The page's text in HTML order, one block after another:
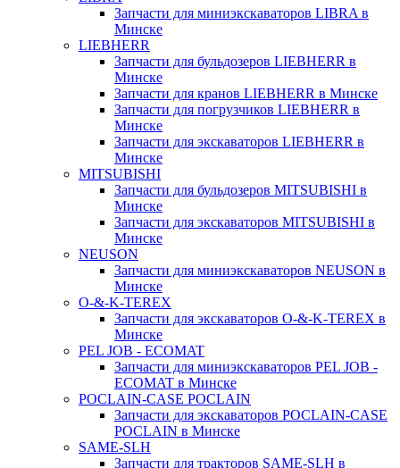
Запчасти для миниэкскаваторов LIBRA в
Минске
LIEBHERR
Запчасти для бульдозеров LIEBHERR в
Минске
Запчасти для кранов LIEBHERR в Минске
Запчасти для погрузчиков LIEBHERR в
Минске
Запчасти для экскаваторов LIEBHERR в
Минске
MITSUBISHI
Запчасти для бульдозеров MITSUBISHI в
Минске
Запчасти для экскаваторов MITSUBISHI в
Минске
NEUSON
Запчасти для миниэкскаваторов NEUSON в
Минске
O-&-K-TEREX
Запчасти для экскаваторов O-&-K-TEREX в
Минске
PEL JOB - ECOMAT
Запчасти для миниэкскаваторов PEL JOB -
ECOMAT в Минске
POCLAIN-CASE POCLAIN
Запчасти для экскаваторов POCLAIN-CASE
POCLAIN в Минске
SAME-SLH
Запчасти для тракторов SAME-SLH в